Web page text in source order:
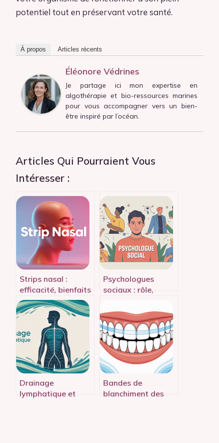
potentiel tout en préservant votre santé.
À propos Articles récents
Éléonore Védrines
Je partage ici mon expertise en
algothérapie et bio-ressources marines
pour vous accompagner vers un bien-
être inspiré par l’océan.
Articles Qui Pourraient Vous
Intéresser :
Strips nasal :
efficacité, bienfaits
et conseils pour
mieux respirer
Psychologues
sociaux : rôle,
apports concrets
pour la société
Drainage
lymphatique et
Bandes de
blanchiment des